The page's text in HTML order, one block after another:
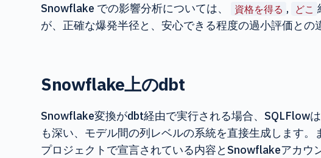
Snowflake での影響分析については、
資格を得る , どこ
が、正確な爆発半径と、安心できる程度の過小評価との
Snowflake上のdbt
Snowflake変換がdbt経由で実行される場合、SQLFlowは
も深い、モデル間の列レベルの系統を直接生成します
プロジェクトで宣言されている内容とSnowflakeアカ